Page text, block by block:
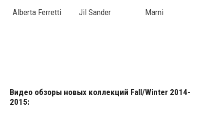
Alberta Ferretti Jil Sander Marni
Видео обзоры новых коллекций Fall/Winter 2014-
2015: